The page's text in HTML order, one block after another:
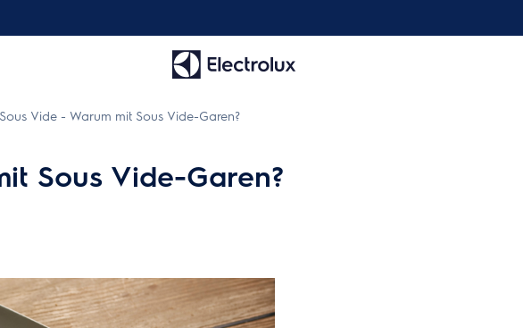
Sous Vide - Warum mit Sous Vide-Garen?
Sous Vide-Garen?